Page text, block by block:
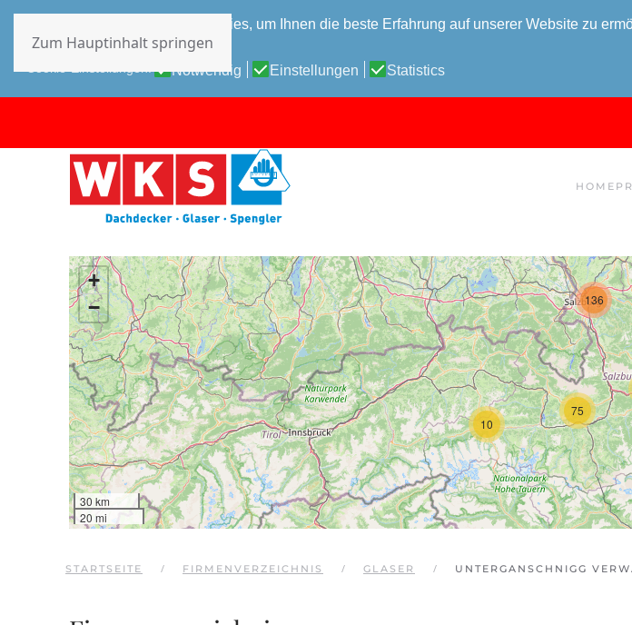
Diese Website verwendet Cookies, um Ihnen die beste Erfahrung auf unserer Website zu
Datenschutz-Bestimmungen
Notwendig Einstellungen Statistics
Zum Hauptinhalt springen
HOME
10
75
136
+
−
30 km
20 mi
STARTSEITE FIRMENVERZEICHNIS GLASER UNTERGANSCHNIGG